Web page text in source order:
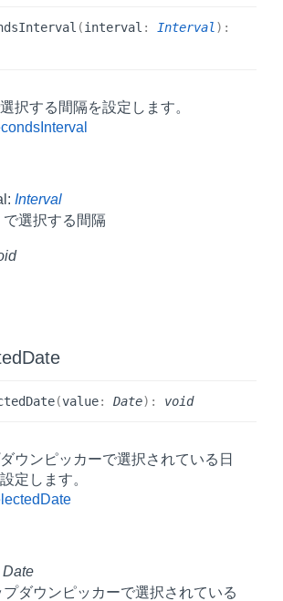
Interval (interval : Interval ) :
選択する間隔を設定します。
Interval
で選択する間隔
Date
Date(value: Date) : void
ウンピッカーで選択されている日
定します。
Date
プダウンピッカーで選択されている